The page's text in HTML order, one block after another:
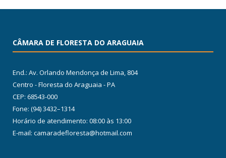
CÂMARA DE FLORESTA DO ARAGUAIA
End.: Av. Orlando Mendonça de Lima, 804
Centro - Floresta do Araguaia - PA
CEP: 68543-000
Fone: (94) 3432–1314
Horário de atendimento: 08:00 às 13:00
E-mail: camaradefloresta@hotmail.com